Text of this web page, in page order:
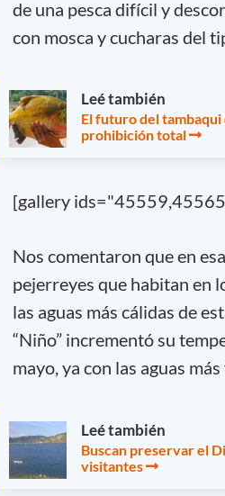
de una pesca difícil y
con mosca y cucharas del
Leé también
El futuro del
prohibición total
[gallery
Nos comentaron que en
pejerreyes que habitan en
las aguas más cálidas de
“Niño” incrementó su
mayo, ya con las aguas
Leé también
Buscan preservar el
visitantes